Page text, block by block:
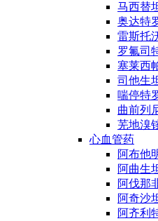
马西替
奥达特
雷斯托
罗氟司
塞莱西
司他生
喘停特
曲前列
芜地溴
心血管药
阿布他
阿曲生
阿伐那
阿奇沙
阿齐利